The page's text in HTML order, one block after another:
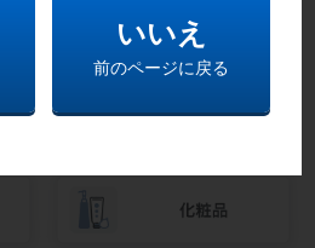
表示できません。いいえ
前のページに戻る